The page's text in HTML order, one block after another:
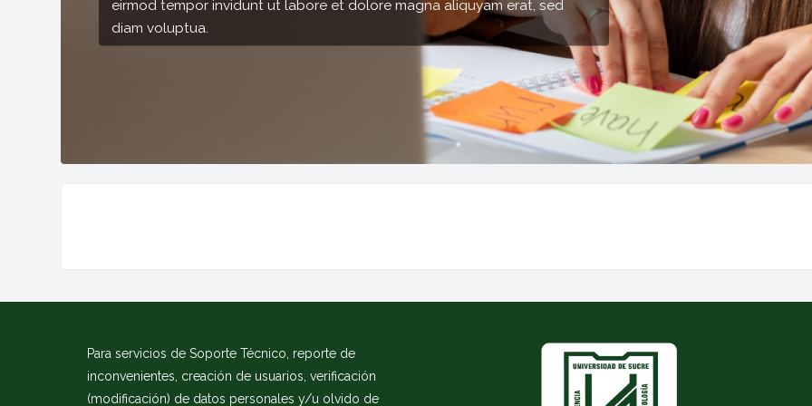
aliquyam erat, sed
Para servicios de Soporte Técnico, reporte de
inconvenientes, creación de usuarios, verificación
(modificación) de datos personales y/u olvido de
Bloques